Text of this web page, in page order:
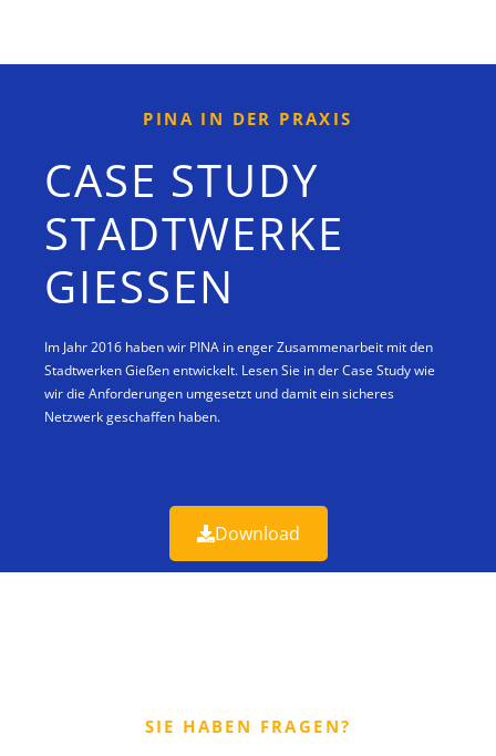
PINA IN DER PRAXIS
CASE STUDY
STADTWERKE
GIESSEN
Im Jahr 2016 haben wir PINA in enger Zusammenarbeit mit den
Stadtwerken Gießen entwickelt. Lesen Sie in der Case Study wie
wir die Anforderungen umgesetzt und damit ein sicheres
Netzwerk geschaffen haben.
Download
SIE HABEN FRAGEN?